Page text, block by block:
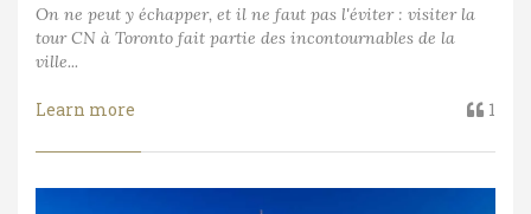
On ne peut y échapper, et il ne faut pas l'éviter : visiter la
tour CN à Toronto fait partie des incontournables de la
ville...
Learn more 1